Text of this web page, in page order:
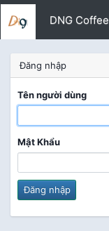
Đăng nhập
Tên người dùng
Mật Khẩu
Đăng nhập
DNG Coffee